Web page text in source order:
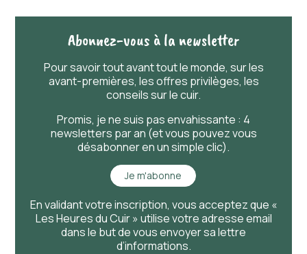
Abonnez-vous à la newsletter
Pour savoirtoutavanttoutle monde, sur les
avant-premières, les offres privilèges, les
conseils sur le cuir.
Promis, je ne suis pas envahissante : 4
newsletters par an (et vous pouvez vous
désabonner en un simple clic).
Je m'abonne
En validant votre inscription, vous acceptez que «
Les Heures du Cuir » utilise votre adresse email
dans le but de vous envoyer sa lettre
d’informations.